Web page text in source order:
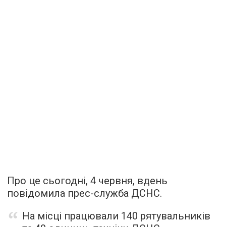
Про це сьогодні, 4 червня, вдень
повідомила прес-служба ДСНС.
На місці працювали 140 рятувальників